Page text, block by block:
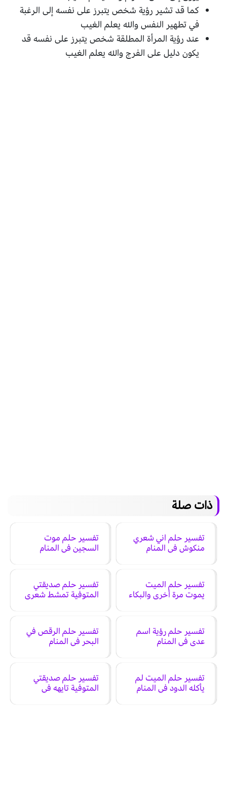
كما قد تشير رؤية شخص يتبرز على نفسه إلى الرغبة
في تطهير النفس والله يعلم الغيب
عند رؤية المرأة المطلقة شخص يتبرز على نفسه قد
يكون دليل على الفرج والله يعلم الغيب
ذات صلة
تفسير حلم اني شعري
منكوش في المنام
تفسير حلم موت
السجين في المنام
تفسير حلم الميت
يموت مرة أخرى والبكاء
تفسير حلم صديقتي
المتوفية تمشط شعري
تفسير حلم رؤية اسم
عدي في المنام
تفسير حلم الرقص في
البحر في المنام
تفسير حلم الميت لم
يأكله الدود في المنام
تفسير حلم صديقتي
المتوفية تايهه في